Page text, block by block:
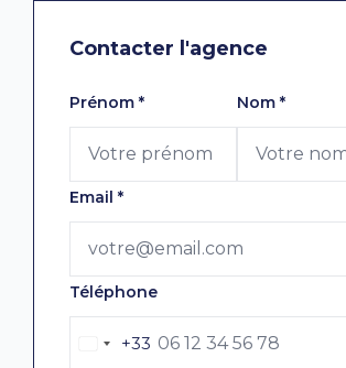
Contacter l'agence
Laissez ce champ vide
Prénom * Nom *
Email *
Téléphone
+33